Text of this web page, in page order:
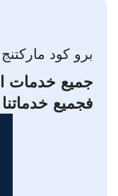
برو كود ماركتنج
جميع خدمات
فجميع